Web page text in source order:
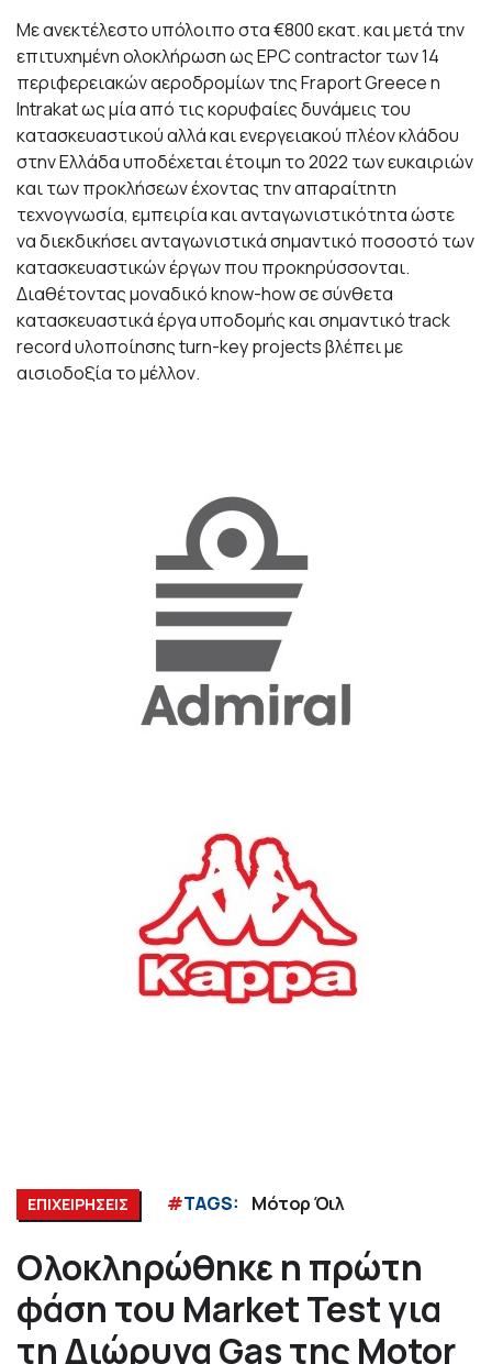
Με ανεκτέλεστο υπόλοιπο στα €800 εκατ. και μετά την
επιτυχημένη ολοκλήρωση ως EPC contractor των 14
περιφερειακών αεροδρομίων της Fraport Greece η
Intrakat ως μία από τις κορυφαίες δυνάμεις του
κατασκευαστικού αλλά και ενεργειακού πλέον κλάδου
στην Ελλάδα υποδέχεται έτοιμη το 2022 των ευκαιριών
και των προκλήσεων έχοντας την απαραίτητη
τεχνογνωσία, εμπειρία και ανταγωνιστικότητα ώστε
να διεκδικήσει ανταγωνιστικά σημαντικό ποσοστό των
κατασκευαστικών έργων που προκηρύσσονται.
Διαθέτονταςμοναδικό know-how σε σύνθετα
κατασκευαστικά έργα υποδομής καισημαντικό track
record υλοποίησης turn-key projects βλέπει με
αισιοδοξία το μέλλον.
ΕΠΙΧΕΙΡΗΣΕΙΣ #TAGS: Μότορ Όιλ
Oλοκληρώθηκε η πρώτη
φάση του Market Test για
τη Διώρυγα Gas της Motor